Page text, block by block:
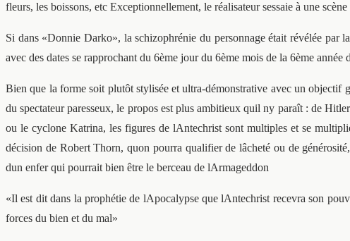
fleurs, les boissons, etc Exceptionnellement, le réalisateur sessaie à une
Si dans «Donnie Darko», la schizophrénie du personnage était révélée
avec des dates se rapprochant du 6ème jour du 6ème mois de la 6ème
Bien que la forme soit plutôt stylisée et ultra-démonstrative avec un
du spectateur paresseux, le propos est plus ambitieux quil ny paraît : de
ou le cyclone Katrina, les figures de lAntechrist sont multiples et se
décision de Robert Thorn, quon pourra qualifier de lâcheté ou de
dun enfer qui pourrait bien être le berceau de lArmageddon
«Il est dit dans la prophétie de lApocalypse que lAntechrist recevra son
forces du bien et du mal»